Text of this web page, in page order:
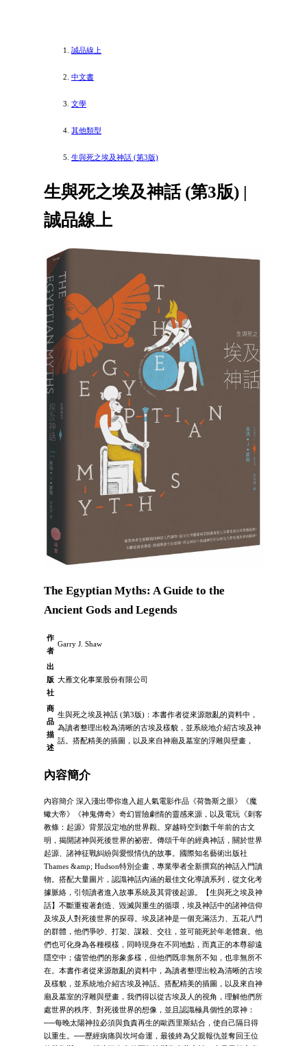
誠品線上
中文書
文學
其他類型
生與死之埃及神話 (第3版)
生與死之埃及神話 (第3版) |
誠品線上
The Egyptian Myths: A Guide to the
Ancient Gods and Legends
作
者
Garry J. Shaw
出
版
社
大雁文化事業股份有限公司
商
品
描
述
生與死之埃及神話 (第3版)：本書作者從來源散亂的資料中，
為讀者整理出較為清晰的古埃及樣貌，並系統地介紹古埃及神
話。搭配精美的插圖，以及來自神廟及墓室的浮雕與壁畫，
內容簡介
內容簡介 深入淺出帶你進入超人氣電影作品《荷魯斯之眼》《魔
蠍大帝》《神鬼傳奇》奇幻冒險劇情的靈感來源，以及電玩《刺客
教條：起源》背景設定地的世界觀。穿越時空到數千年前的古文
明，揭開諸神與死後世界的祕密。傳頌千年的經典神話，關於世界
起源、諸神征戰糾紛與愛恨情仇的故事。國際知名藝術出版社
Thames &amp; Hudson特別企畫，專業學者全新撰寫的神話入門讀
物。搭配大量圖片，認識神話內涵的最佳文化導讀系列，從文化考
據脈絡，引領讀者進入故事系統及其背後起源。【生與死之埃及神
話】不斷重複著創造、毀滅與重生的循環，埃及神話中的諸神信仰
及埃及人對死後世界的探尋。埃及諸神是一個充滿活力、五花八門
的群體，他們爭吵、打架、謀殺、交往，並可能死於年老體衰。他
們也可化身為各種模樣，同時現身在不同地點，而真正的本尊卻遠
隱空中；儘管他們的形象多樣，但他們既非無所不知，也非無所不
在。本書作者從來源散亂的資料中，為讀者整理出較為清晰的古埃
及樣貌，並系統地介紹古埃及神話。搭配精美的插圖，以及來自神
廟及墓室的浮雕與壁畫，我們得以從古埃及人的視角，理解他們所
處世界的秩序、對死後世界的想像，並且認識極具個性的眾神：
──每晚太陽神拉必須與負責再生的歐西里斯結合，使自己隔日得
以重生。──歷經病痛與坎坷命運，最後終為父親報仇並奪回王位